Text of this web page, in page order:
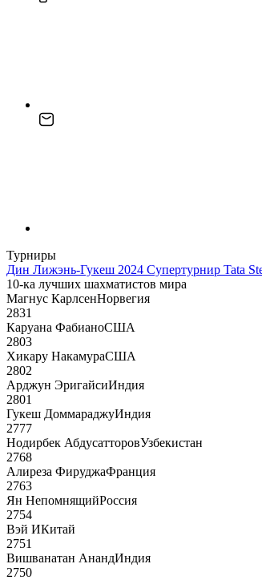
Турниры
Дин Лижэнь-Гукеш 2024 Супертурнир Tata
10-ка лучших шахматистов мира
Магнус КарлсенНорвегия
2831
Каруана ФабианоСША
2803
Хикару НакамураСША
2802
Арджун ЭригайсиИндия
2801
Гукеш ДоммараджуИндия
2777
Нодирбек АбдусатторовУзбекистан
2768
Алиреза ФируджаФранция
2763
Ян НепомнящийРоссия
2754
Вэй ИКитай
2751
Вишванатан АнандИндия
2750